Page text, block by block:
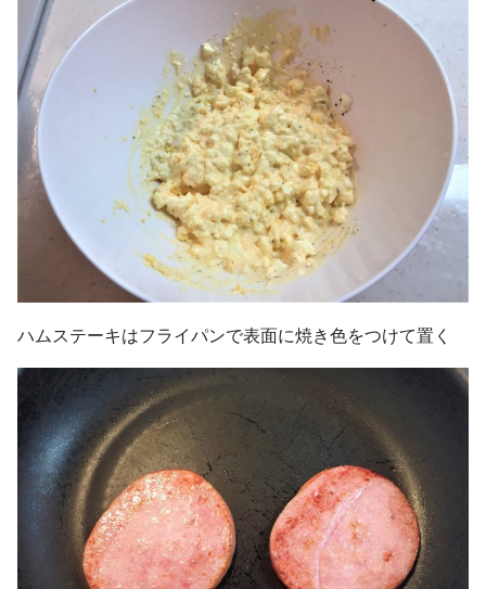
ハムステーキはフライパンで表面に焼き色をつけて置く